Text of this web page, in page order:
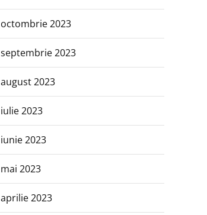
octombrie 2023
septembrie 2023
august 2023
iulie 2023
iunie 2023
mai 2023
aprilie 2023